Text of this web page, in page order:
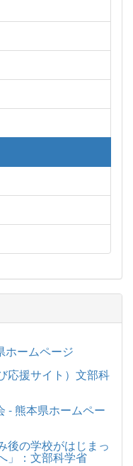
ホームページ
応援サイト）文部科
- 熊本県ホームペー
後の学校がはじまっ
」：文部科学省